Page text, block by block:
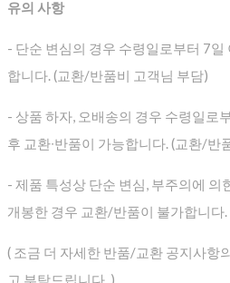
유의 사항
- 단순 변심의 경우 수령일로부터 7일
합니다. (교환/반품비 고객님 부담)
- 상품 하자, 오배송의 경우 수령일로
후 교환∙반품이 가능합니다. (교환/반
- 제품 특성상 단순 변심, 부주의에 의
개봉한 경우 교환/반품이 불가합니다.
( 조금 더 자세한 반품/교환 공지사항